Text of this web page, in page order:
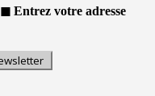
◼ Entrez votre adresse